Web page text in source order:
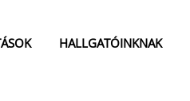
HALLGATÓINKNAK